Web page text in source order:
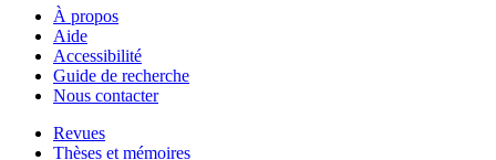
À propos
Aide
Accessibilité
Guide de recherche
Nous contacter
Revues
Thèses et mémoires